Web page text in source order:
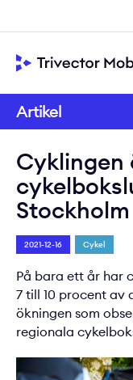
Artikel
Cyklingen
Stockholm
2021-12-16 Cykel
På bara ett år har
7 till 10 procent av
ökningen som
regionala